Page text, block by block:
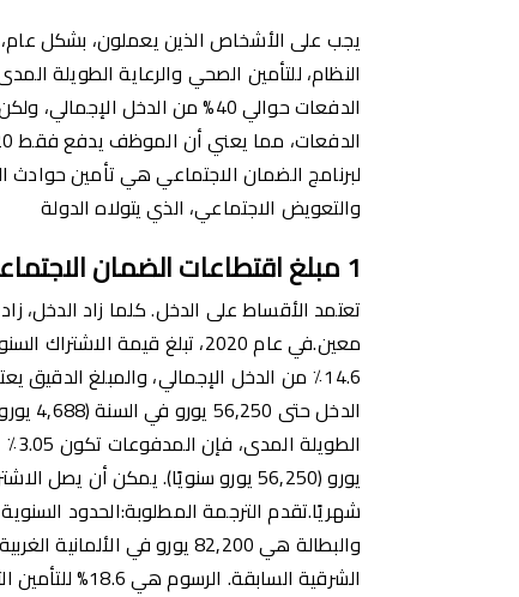
يجب على الأشخاص الذين يعملون، بشكل
النظام، للتأمين الصحي والرعاية الطويلة
الدفعات حوالي 40% من الدخل
لبرنامج الضمان الاجتماعي هي تأمين حوادث
والتعويض الاجتماعي، الذي يتولاه الدولة
1مبلغ اقتطاعات الضمان
تعتمد الأقساط على الدخل. كلما زاد الدخل،
معين.في عام 2020، تبلغ قيمة
14.6٪ من الدخل الإجمالي، والمبلغ
الشرقية السابقة. الرسوم هي 18.6% للتأمين التقاعدي و2.4% للتأمين على البطالة